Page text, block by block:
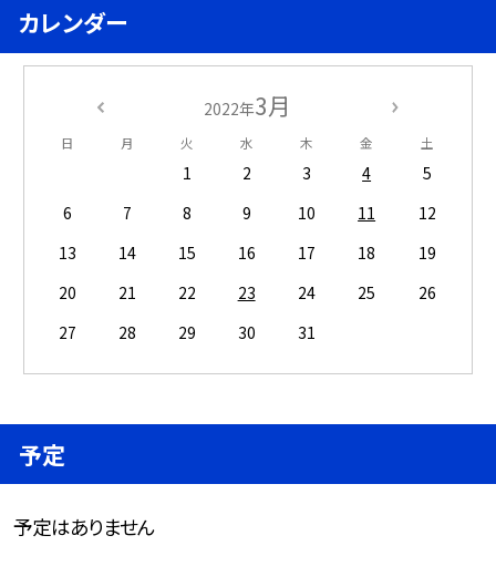
カレンダー
2022年3月
日 月 火 水 木 金 土
1 2 3 4
5
6
7 8 9 10 11
12
13
14 15 16 17 18
19
20
21 22 23 24 25
26
27
28 29 30 31
予定
予定はありません